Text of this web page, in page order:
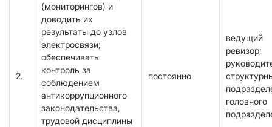
2.
(мониторингов) и
доводить их
результаты до узлов
электросвязи;
обеспечивать
контроль за
соблюдением
антикоррупционного
законодательства,
трудовой дисциплины
постоянно
ведущий
ревизор;
головного